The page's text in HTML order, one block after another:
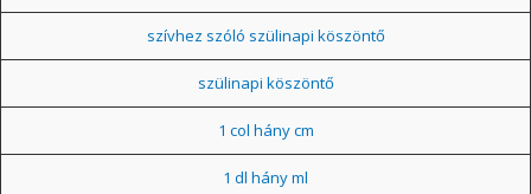
szívhez szóló szülinapi köszöntő
szülinapi köszöntő
1 col hány cm
1 dl hány ml